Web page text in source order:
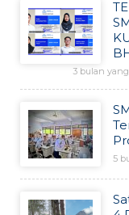
3 bulan
5